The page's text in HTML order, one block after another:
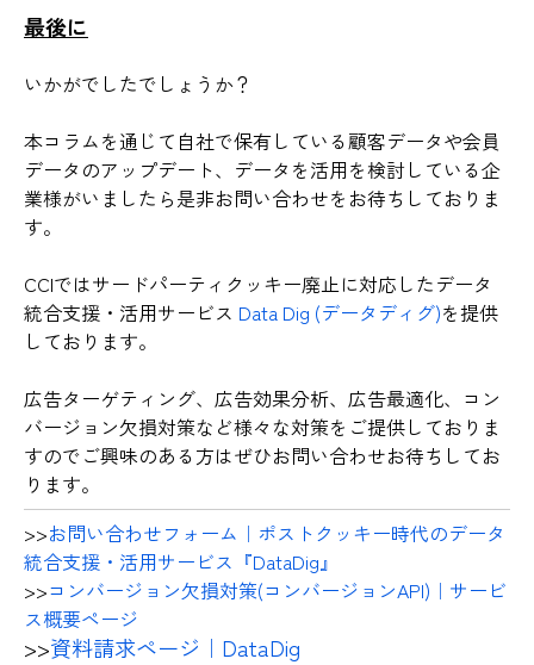
最後に
いかがでしたでしょうか？
本コラムを通じて自社で保有している顧客データや会員
データのアップデート、データを活用を検討している企
業様がいましたら是非お問い合わせをお待ちしておりま
す。
CCIではサードパーティクッキー廃止に対応したデータ
統合支援・活用サービス Data Dig (データディグ)を提供
しております。
広告ターゲティング、広告効果分析、広告最適化、コン
バージョン欠損対策など様々な対策をご提供しておりま
すのでご興味のある方はぜひお問い合わせお待ちしてお
ります。
>>お問い合わせフォーム｜ポストクッキー時代のデータ
統合支援・活用サービス『DataDig』
>>コンバージョン欠損対策(コンバージョンAPI)｜サービ
ス概要ページ
>>資料請求ページ｜DataDig